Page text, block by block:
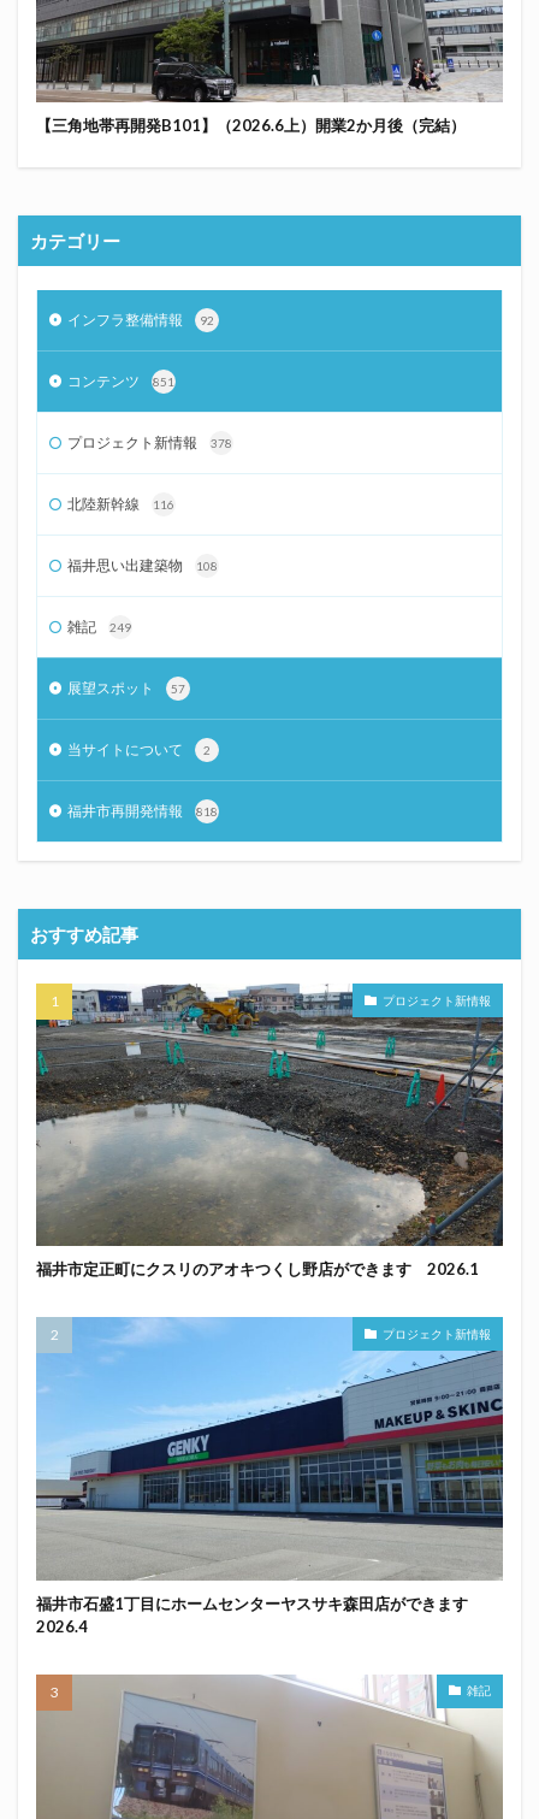
【三角地帯再開発B101】（2026.6上）開業2か月後（完結）
カテゴリー
インフラ整備情報 92
コンテンツ 851
プロジェクト新情報 378
北陸新幹線 116
福井思い出建築物 108
雑記 249
展望スポット 57
当サイトについて 2
福井市再開発情報 818
おすすめ記事
プロジェクト新情報
福井市定正町にクスリのアオキつくし野店ができます 2026.1
プロジェクト新情報
福井市石盛1丁目にホームセンターヤスサキ森田店ができます
2026.4
雑記